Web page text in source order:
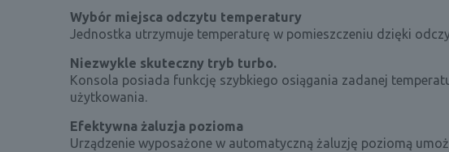
Wybór miejsca odczytu temperatury
Jednostka utrzymuje temperaturę w pomieszczeniu dzięki
Niezwykle skuteczny tryb turbo.
Konsola posiada funkcję szybkiego osiągania zadanej
użytkowania.
Efektywna żaluzja pozioma
Urządzenie wyposażone w automatyczną żaluzję poziomą